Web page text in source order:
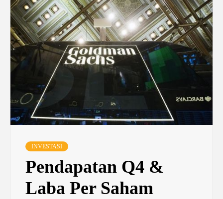
INVESTASI
Pendapatan Q4 &
Laba Per Saham